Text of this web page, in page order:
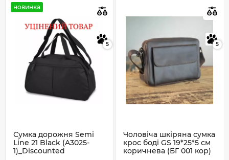
новинка
5
Сумка дорожня Semi
Line 21 Black (A3025-
1)_Discounted
5
Чоловіча шкіряна сумка
крос боді GS 19*25*5 см
коричнева (БГ 001 кор)